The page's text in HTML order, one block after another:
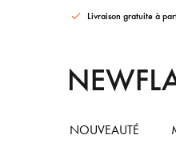
Livraison gratuite à
NOUVEAUTÉ